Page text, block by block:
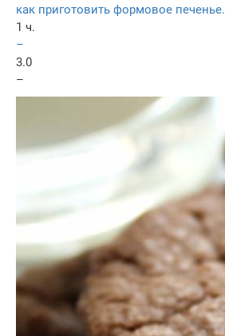
как приготовить формовое печенье.
1 ч.
–
3.0
–